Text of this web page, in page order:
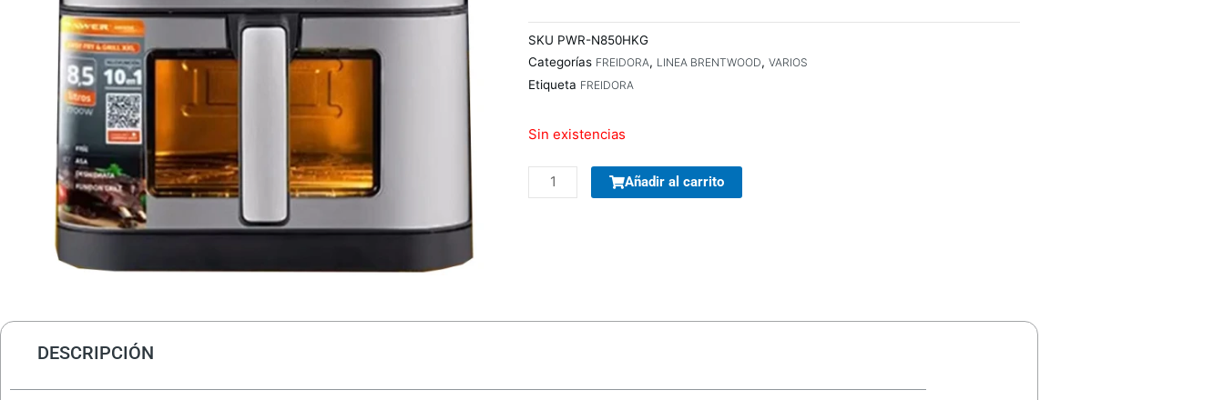
SKU PWR-N850HKG
Categorías FREIDORA, LINEA BRENTWOOD, VARIOS
Etiqueta FREIDORA
Sin existencias
COMBO
TECLADO/MOUSE
Añadir al carrito
DESCRIPCIÓN